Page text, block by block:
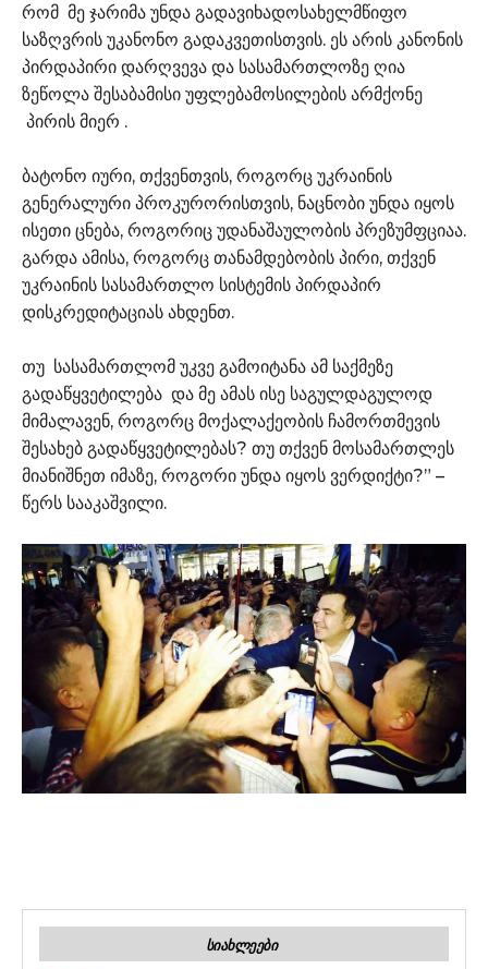
რომ მე ჯარიმა უნდა გადავიხადოსახელმწიფო
საზღვრის უკანონო გადაკვეთისთვის. ეს არის კანონის
პირდაპირი დარღვევა და სასამართლოზე ღია
ზეწოლა შესაბამისი უფლებამოსილების არმქონე
პირის მიერ .
ბატონო იური, თქვენთვის, როგორც უკრაინის
გენერალური პროკურორისთვის, ნაცნობი უნდა იყოს
ისეთი ცნება, როგორიც უდანაშაულობის პრეზუმფციაა.
გარდა ამისა, როგორც თანამდებობის პირი, თქვენ
უკრაინის სასამართლო სისტემის პირდაპირ
დისკრედიტაციას ახდენთ.
თუ სასამართლომ უკვე გამოიტანა ამ საქმეზე
გადაწყვეტილება და მე ამას ისე საგულდაგულოდ
მიმალავენ, როგორც მოქალაქეობის ჩამორთმევის
შესახებ გადაწყვეტილებას? თუ თქვენ მოსამართლეს
მიანიშნეთ იმაზე, როგორი უნდა იყოს ვერდიქტი?” –
წერს სააკაშვილი.
ᲡᲘᲐᲮᲚᲔᲔᲑᲘ